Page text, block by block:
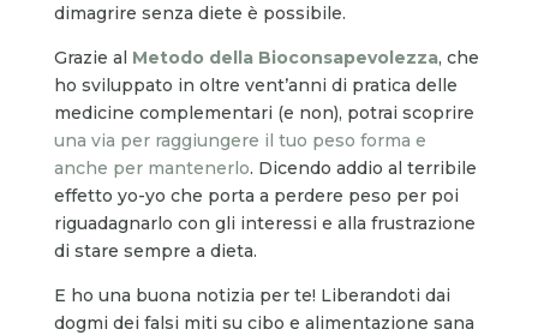
dimagrire senza diete è possibile.
Grazie al Metodo della Bioconsapevolezza, che
ho sviluppato in oltre vent’anni di pratica delle
medicine complementari (e non), potrai scoprire
una via per raggiungere il tuo peso forma e
anche per mantenerlo. Dicendo addio al terribile
effetto yo-yo che porta a perdere peso per poi
riguadagnarlo con gli interessi e alla frustrazione
di stare sempre a dieta.
E ho una buona notizia per te! Liberandoti dai
dogmi dei falsi miti su cibo e alimentazione sana